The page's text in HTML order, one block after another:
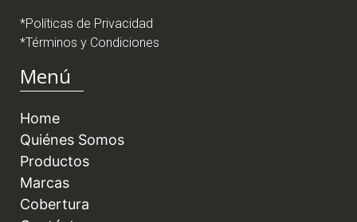
*Políticas de Privacidad
*Términos y Condiciones
Menú
Home
Quiénes Somos
Productos
Marcas
Cobertura